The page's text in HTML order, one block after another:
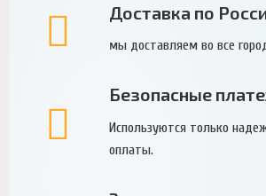
Доставка по
мы доставляем во все
Безопасные
Используются только
оплаты.